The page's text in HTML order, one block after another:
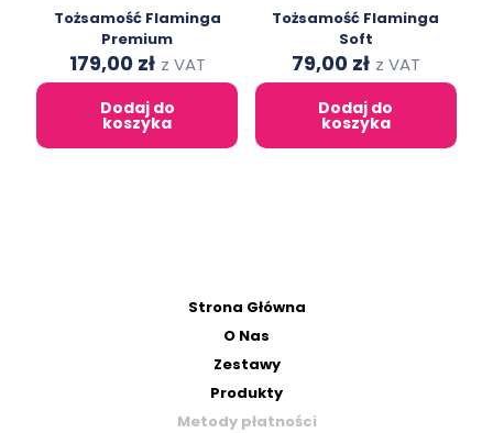
Tożsamość Flaminga
Premium
Original
price
was:
312,00 zł.
179,00 złCurrent
price
is:
179,00 zł.
z VAT
Dodaj do
koszyka
Tożsamość Flaminga
Soft
Original
price
was:
146,00 zł.
79,00 złCurrent
price
is:
79,00 zł.
z VAT
Dodaj do
koszyka
Strona Główna
O Nas
Zestawy
Produkty
Metody płatności